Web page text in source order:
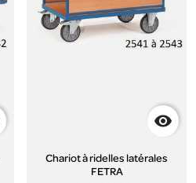

Chariot à ridelles latérales
FETRA